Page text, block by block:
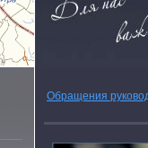
Обращения